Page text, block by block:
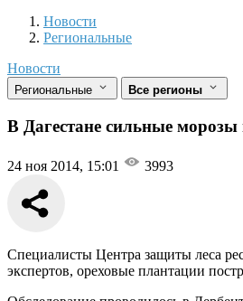
Новости
Разделы
Новости
Региональные
Новости
Региональные Все регионы
В Дагестане сильные
24 ноя 2014, 15:01 3993
Специалисты Центра защиты леса
экспертов, ореховые плантации